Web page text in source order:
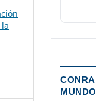
MUNDO